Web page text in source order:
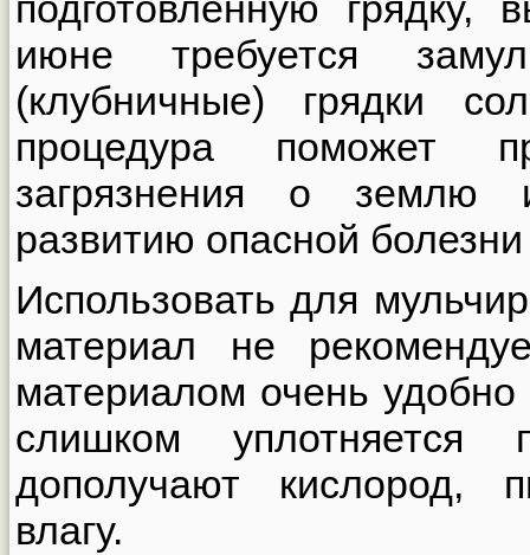
июне требуется
(клубничные) грядки
процедура поможет
загрязнения о землю
развитию опасной
Использовать для
материал не
материалом очень
слишком
дополучают кислород,
влагу.